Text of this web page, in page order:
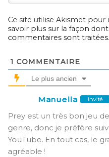
Ce site utilise Akismet pour
savoir plus sur la façon
commentaires sont traitées.
1 COMMENTAIRE
Le plus ancien
Manuella Invité
Prey est un très bon jeu
genre, donc je préfère
YouTube. En tout cas, le
agréable !